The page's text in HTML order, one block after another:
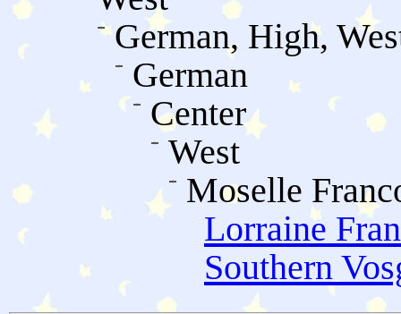
German, High,
German
Center
West
Moselle
Lorraine
Southern